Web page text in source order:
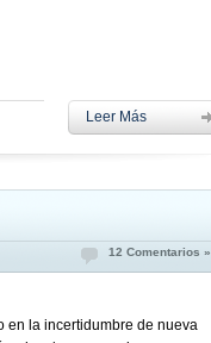
Leer Más
12 Comentarios »
en la incertidumbre de nueva